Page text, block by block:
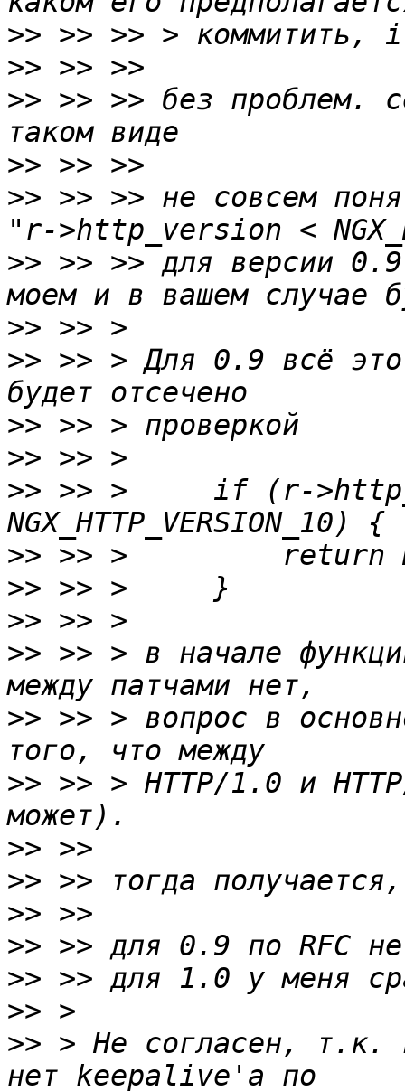
>>
>>
>> >> >> без проблем.
>>
>> >> >> не совсем
>> >> >> для версии
>>
>> >> > Для 0.9 всё
>>
>>
>> >> >     if (r-
>>
>>
>>
>> >> > в начале
>> >> > вопрос в
>> >> > HTTP/1.0 и
>>
>>
>>
>>
>>
>>
>> > Не согласен, т.к.